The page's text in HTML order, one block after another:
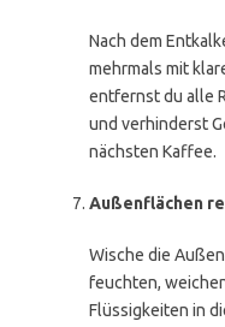
Nach dem
mehrmals mit
entfernst du alle
und verhinderst
nächsten Kaffee.
Außenflächen
Wische die
feuchten,
Flüssigkeiten in